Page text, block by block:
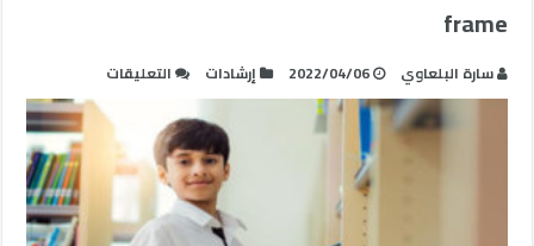
frame
سارة البلعاوي 2022/04/06 إرشادات التعليقات
نموذج
للتصميم
العلمي
بعنوان:
Out